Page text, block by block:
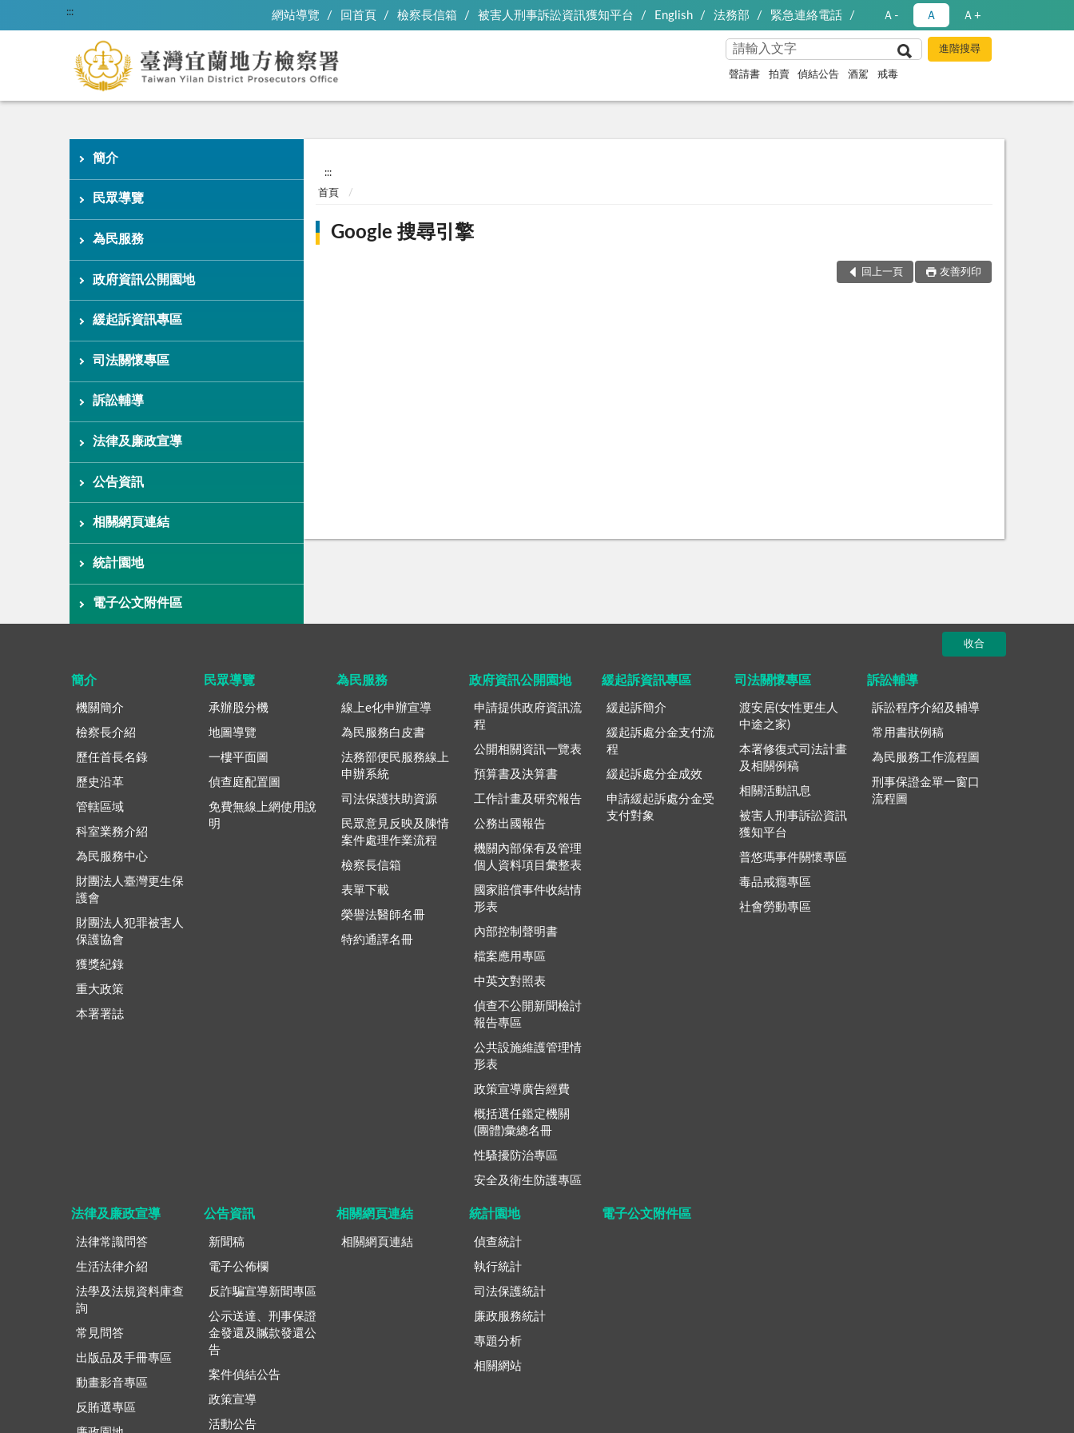
::: 網站導覽 回首頁 檢察長信箱 被害人刑事訴訟資訊獲知平台 English 法務部 緊急連絡電話 Ａ- Ａ Ａ+
聲請書 拍賣 偵結公告 酒駕 戒毒
簡介
民眾導覽
為民服務
政府資訊公開園地
緩起訴資訊專區
司法關懷專區
訴訟輔導
法律及廉政宣導
公告資訊
相關網頁連結
統計園地
電子公文附件區
:::
首頁
Google 搜尋引擎
回上一頁 友善列印
收合
簡介
機關簡介
檢察長介紹
歷任首長名錄
歷史沿革
管轄區域
科室業務介紹
為民服務中心
財團法人臺灣更生保
護會
財團法人犯罪被害人
保護協會
獲獎紀錄
重大政策
本署署誌
民眾導覽
承辦股分機
地圖導覽
一樓平面圖
偵查庭配置圖
免費無線上網使用說
明
為民服務
線上e化申辦宣導
為民服務白皮書
法務部便民服務線上
申辦系統
司法保護扶助資源
民眾意見反映及陳情
案件處理作業流程
檢察長信箱
表單下載
榮譽法醫師名冊
特約通譯名冊
政府資訊公開園地
申請提供政府資訊流
程
公開相關資訊一覽表
預算書及決算書
工作計畫及研究報告
公務出國報告
機關內部保有及管理
個人資料項目彙整表
國家賠償事件收結情
形表
內部控制聲明書
檔案應用專區
中英文對照表
偵查不公開新聞檢討
報告專區
公共設施維護管理情
形表
政策宣導廣告經費
概括選任鑑定機關
(團體)彙總名冊
性騷擾防治專區
安全及衛生防護專區
緩起訴資訊專區
緩起訴簡介
緩起訴處分金支付流
程
緩起訴處分金成效
申請緩起訴處分金受
支付對象
司法關懷專區
渡安居(女性更生人
中途之家)
本署修復式司法計畫
及相關例稿
相關活動訊息
被害人刑事訴訟資訊
獲知平台
普悠瑪事件關懷專區
毒品戒癮專區
社會勞動專區
訴訟輔導
訴訟程序介紹及輔導
常用書狀例稿
為民服務工作流程圖
刑事保證金單一窗口
流程圖
法律及廉政宣導
法律常識問答
生活法律介紹
法學及法規資料庫查
詢
常見問答
出版品及手冊專區
動畫影音專區
反賄選專區
公告資訊
新聞稿
電子公佈欄
反詐騙宣導新聞專區
公示送達、刑事保證
金發還及贓款發還公
告
案件偵結公告
政策宣導
活動公告
相關網頁連結
相關網頁連結
統計園地
偵查統計
執行統計
司法保護統計
廉政服務統計
專題分析
相關網站
電子公文附件區